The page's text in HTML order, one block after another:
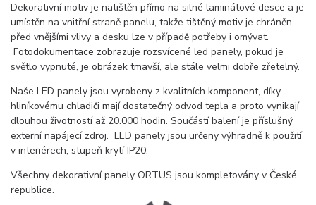
Dekorativní motiv je natištěn přímo na silné laminátové desce a je
umístěn na vnitřní straně panelu, takže tištěný motiv je chráněn
před vnějšími vlivy a desku lze v případě potřeby i omývat.
Fotodokumentace zobrazuje rozsvícené led panely, pokud je
světlo vypnuté, je obrázek tmavší, ale stále velmi dobře zřetelný.
Naše LED panely jsou vyrobeny z kvalitních komponent, díky
hliníkovému chladiči mají dostatečný odvod tepla a proto vynikají
dlouhou životností až 20.000 hodin. Součástí balení je příslušný
externí napájecí zdroj. LED panely jsou určeny výhradně k použití
v interiérech, stupeň krytí IP20.
Všechny dekorativní panely ORTUS jsou kompletovány v České
republice.